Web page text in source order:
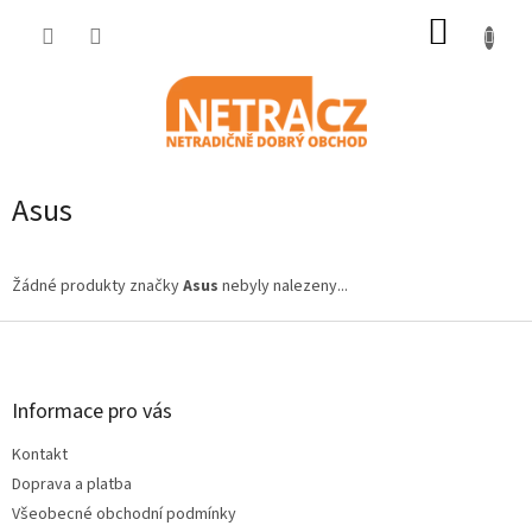
Asus
Žádné produkty značkyAsus nebyly nalezeny...
Z
Informace pro vás
Kontakt
Doprava a platba
Všeobecné obchodní podmínky